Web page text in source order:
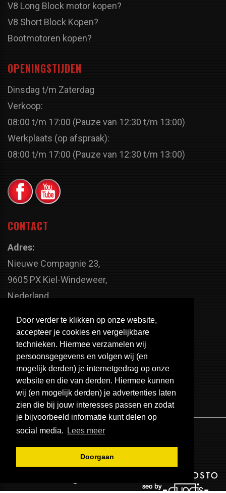
Door verder te klikken op onze website,
accepteer je cookies en vergelijkbare
technieken. Hiermee verzamelen wij
persoonsgegevens en volgen wij (en
mogelijk derden) je internetgedrag op onze
website en die van derden. Hiermee kunnen
wij (en mogelijk derden) je advertenties laten
zien die bij jouw interesses passen en zodat
je bijvoorbeeld informatie kunt delen op
social media.
Lees meer
Doorgaan
V8 Long Block motor kopen?
V8 Short Block Kopen?
Bootmotoren kopen?
OPENINGSTIJDEN
Dinsdag t/m Zaterdag
Verkoop:
08:00 t/m 17:00 (Pauze van 12:30 t/m 13:00)
Werkplaats (op afspraak):
08:00 t/m 17:00 (Pauze van 12:30 t/m 13:00)
CONTACT
Adres:
Nieuwe Compagnie 23,
9605 PX Kiel-Windeweer,
Nederland
+31 598 - 320 402
Telefoonnummer:
+31 598 - 350 330
Email:
info@usa-engines.com